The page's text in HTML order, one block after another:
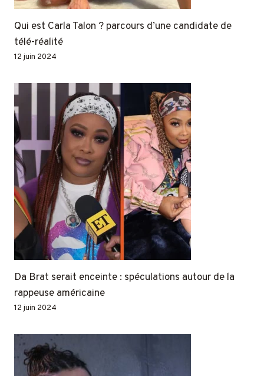
Qui est Carla Talon ? parcours d’une candidate de
télé-réalité
12 juin 2024
Da Brat serait enceinte : spéculations autour de la
rappeuse américaine
12 juin 2024